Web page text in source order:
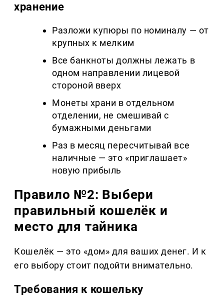
хранение
Разложи купюры по номиналу — от
крупных к мелким
Все банкноты должны лежать в
одном направлении лицевой
стороной вверх
Монеты храни в отдельном
отделении, не смешивай с
бумажными деньгами
Раз в месяц пересчитывай все
наличные — это «приглашает»
новую прибыль
Правило №2: Выбери
правильный кошелёк и
место для тайника
Кошелёк — это «дом» для ваших денег. И к
его выбору стоит подойти внимательно.
Требования к кошельку